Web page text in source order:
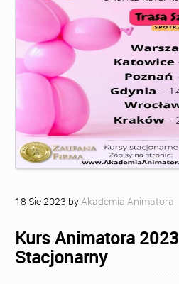
18 Sie2023 byAkademia Animatora
Kurs Animatora
Stacjonarny